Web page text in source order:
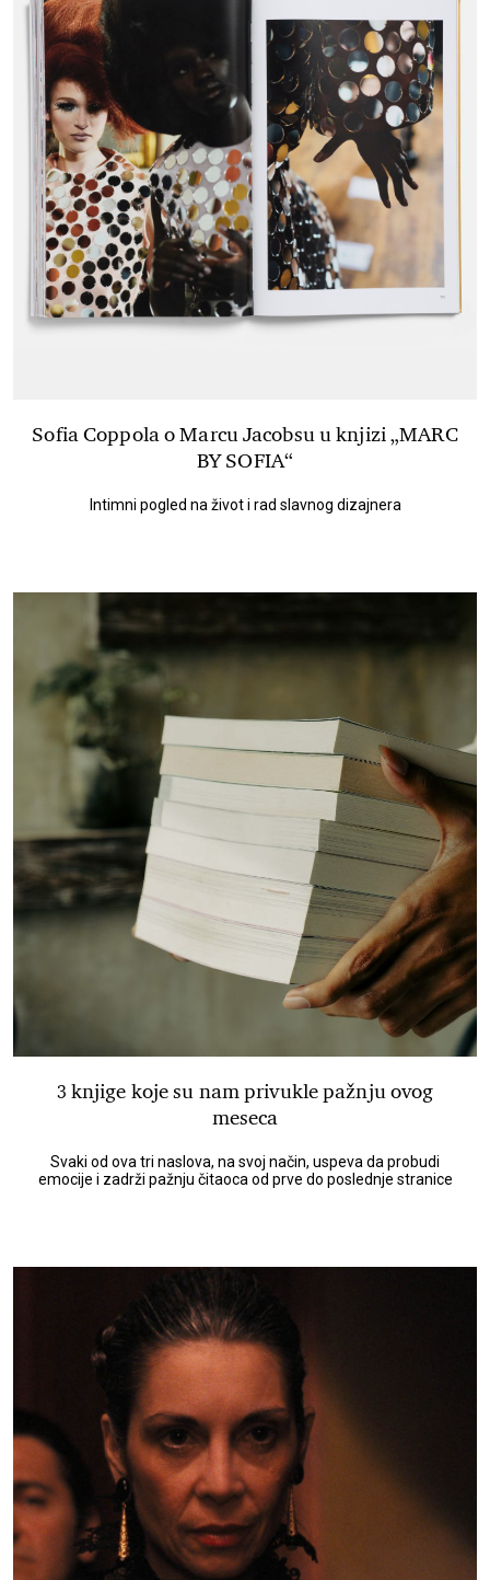
Sofia Coppola o Marcu Jacobsu u knjizi „MARC
BY SOFIA“
Intimni pogled na život i rad slavnog dizajnera
3 knjige koje su nam privukle pažnju ovog
meseca
Svaki od ova tri naslova, na svoj način, uspeva da probudi
emocije i zadrži pažnju čitaoca od prve do poslednje stranice